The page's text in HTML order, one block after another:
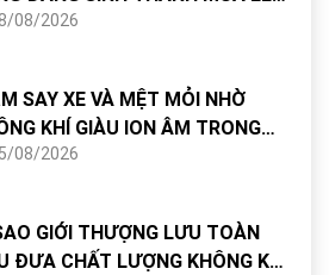
08/2026
SAY XE VÀ MỆT MỎI NHỜ
KHÍ GIÀU ION ÂM TRONG
08/2026
GIỚI THƯỢNG LƯU TOÀN
ĐƯA CHẤT LƯỢNG KHÔNG KHÍ